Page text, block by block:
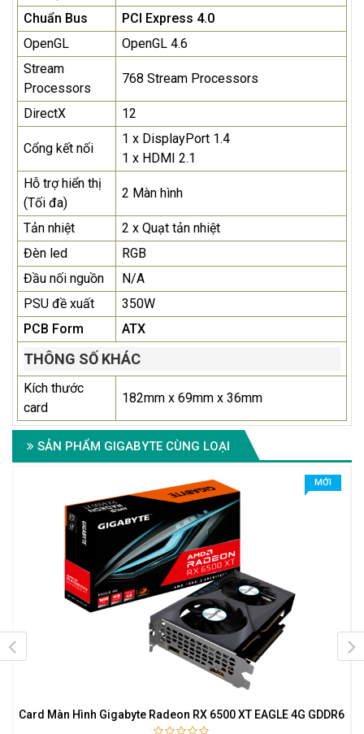
Chuẩn Bus
PCI Express 4.0
OpenGL
OpenGL 4.6
Stream
Processors
768 Stream Processors
DirectX 12
Cổng kết nối
1 x DisplayPort 1.4
1 x HDMI 2.1
Hỗ trợ hiển thị
(Tối đa)
2 Màn hình
Tản nhiệt
2 x Quạt tản nhiệt
Đèn led
RGB
Đầu nối nguồn
N/A
PSU đề xuất
350W
PCB Form
ATX
THÔNG SỐ KHÁC
Kích thước
card
182mm x 69mm x 36mm
SẢN PHẨM GIGABYTE CÙNG LOẠI
MỚI
Card Màn Hình Gigabyte Radeon RX 6500 XT EAGLE 4G GDDR6